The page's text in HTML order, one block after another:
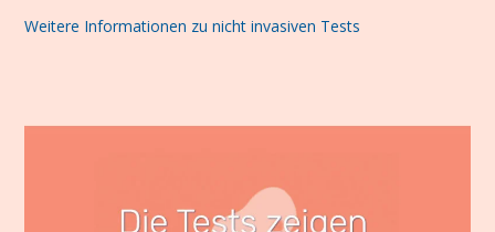
Weitere Informationen zu nicht invasiven Tests